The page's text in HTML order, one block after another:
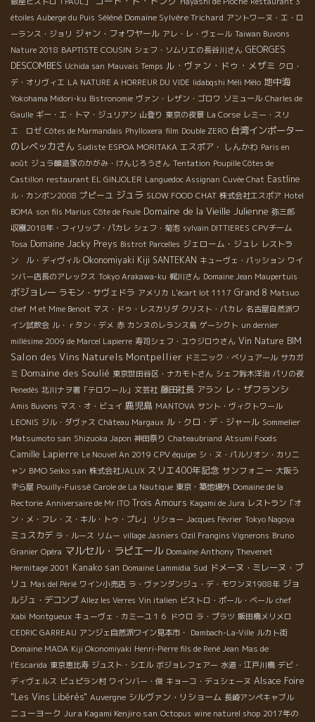
étoiles Auberge du Puis Séléné Domaine Sylvère Trichard アントワーヌ・エ・ロ
ーランス・ジョリ ジャン・フォワヤール アレ・レ・ヴェール Taiwan Buvons
Nature 2018 BAPTISTE COUSIN シェフ・ソムリエの長谷川さん GEORGES
DESCOMBES Uchida san Mauvais Temps ル・ヴァン・ドゥ・メザミ クロ・
デ・オリヴィエ LA NATURE A HORREUR DU VIDE Iidabqshi Méli Mélo 地中海
Yokohama Midori-ku Bistronomie ヴァン・レザン・ゴロワ ソミュール Charles de
Gaulle ギー・エ・トマ・ジュリアン 山登り 東京の夜景 La Corse レミー・スリ
エ ロゼ Côtes de Marmandais Phylloxera film Double ZERO 台湾インポーター
のレベッカさん Sudiste ESPOA MORITAKA エスポア・ しんかわ Paris en
août ジュラ醸造家のかがみ・けんじろうさん Tentation Poupille Côtes de
Castillon restaurant EL GINJOLER Languedoc Assignan Cuvée Chat Eastline
ル・カンボン2008 プピーユ ジュラ SLOW FOOD CHAT 株式会社エスポア Hotel
BOMA son fils Marius Côte de Feule Domaine de la Vieille Julienne 弥三郎
収穫2018年・フィリップ・パカレ シェフ・菊池 sylvain DITTIERES CPVチーム
Tosa Domaine Jacky Preys Bistrot Parcelles ジェローム・ジュレ レストラ
ン ル・ディヴィル Okonomiyaki Kiji SANTEKAN キューヴェ・パッション ワイ
ンバー店長のアレックス Tokyo Arakawa-ku 梶川さん Domaine Jean Maupertuis
ボジョレー ラモン・サヴェドラ アメリカ L'écart lot 1117 Grand 8 Matsuo
chef M et Mme Benoit マス・ドゥ・レスカリダ クリスト・パカレ 名古屋自然派ワ
イン試飲会 ル・ｒタン・デメ 赤 カンヌのレランス島 ゲーシクト un dernier
millésime 2009 de Marcel Lapierre 寿司シェフ・ユウジロウさん Vin Nature BIM
Salon des Vins Naturels Montpellier ドミニック・べリュアール サカガ
ミ Domaine des Soulié 東京世田谷区・ナカモトさん シェフ鈴木洋治 パリの夜
Penedès 北川ナヲ著「テロワール」文芸社 藤田社長 アラン レ・ザフランシ
Amis Buvons マス・オ・ビュイ 鹿児島 MANTOVA サント・ヴィクトワール
LEONIS ジル・ダヴァス Château Margaux ル・クロ・デ・ジャール Sommelier
Matsumoto san Shizuoka Japon 神田祭り Chateaubriand Atsumi Foods
Camille Lapierre Le Nouvel An 2019 CPV équipe シ・ヌ・パルリオン・カリニ
ャン BMO Seiko san 株式会社JALUX スリエ400年記念 サンフォニー 大阪う
ずら屋 Pouilly-Fuissé Carole de La Nautique 東京・築地場外 Domaine de la
Rectorie Anniversaire de Mr ITO Trois Amours Kagami de Jura レストラン「オ
ン・メ・フレ・ス・キル・トゥ・プレ」
リショー Jacques Février Tokyo Nagoya
ミュスカデ ラ・ルース リムー village Jasniers Ozil Frangins Vignerons Bruno
Granier Opéra マルセル・ラピエール Domaine Anthony Thevenet
Hermitage 2001 Kanako san Domaine Lammidia Sud ドメーヌ・ミレーヌ・ブ
リュ Mas del Périé ワイン小売店 ラ・ヴァンダンジュ・デ・モワンヌ1988年 ジョ
ルジュ・デコンブ Allez les Verres Vin italien ビストロ・ポール・ベール chef
Xabi Montgueux キューヴェ・カミーユ１６ ドウロ ラ・プラツ 飯田橋メリメロ
CEDRIC GARREAU アンジェ自然派ワイン見本市・ Dambach-La-Ville ルカト街
Domaine MADA Kiji Okonomiyaki Henri-Pierre fils de René Jean Mas de
l'Escarida 東京恵比寿 ジュスト・シエル ボジョレフェアー 水道・江戸川橋 デビ・
ディヴェルス ピュピラン村 ワインバー・俊 キョーコ・デュシェーヌ Alsace Foire
"Les Vins Libérés" Auvergne シルヴァン・リショーム 長崎アンペキャブル
ニューヨーク Jura Kagami Kenjiro san Octopus wine naturel shop 2017年の